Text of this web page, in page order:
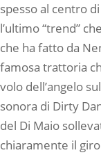
spesso al centro
l’ultimo “trend”
che ha fatto da
famosa trattoria
volo dell’angelo
sonora di Dirty
del Di Maio
chiaramente il